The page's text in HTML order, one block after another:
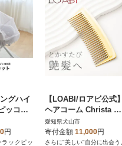
グハイ
ッコロ
ット
円
ラックピッ
【LOABI/ロアビ公式】
ヘアコーム Christa ク
リスタ (ゴールド)
愛知県犬山市
寄付金額 11,000円
さらに"美しい"自分に出会う